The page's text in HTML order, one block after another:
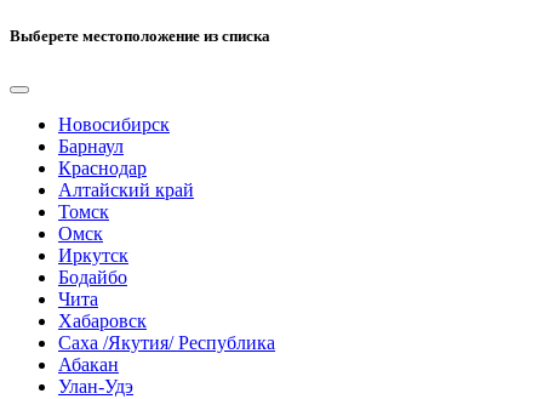
Выберете местоположение из списка
Новосибирск
Барнаул
Краснодар
Алтайский край
Томск
Омск
Иркутск
Бодайбо
Чита
Хабаровск
Саха /Якутия/ Республика
Абакан
Улан-Удэ